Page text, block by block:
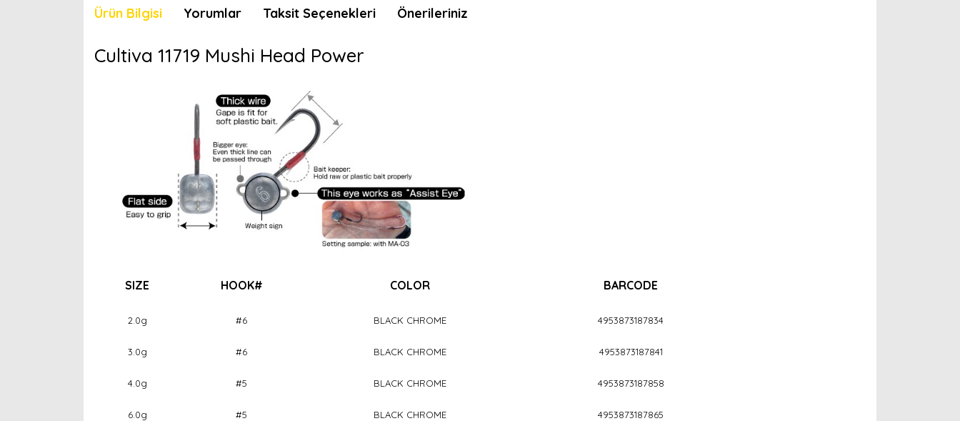
Ürün Bilgisi Yorumlar Taksit Seçenekleri Önerileriniz
Cultiva 11719 Mushi Head Power
SIZE HOOK# COLOR BARCODE
2.0g #6 BLACK CHROME 4953873187834
3.0g #6 BLACK CHROME 4953873187841
4.0g #5 BLACK CHROME 4953873187858
6.0g #5 BLACK CHROME 4953873187865